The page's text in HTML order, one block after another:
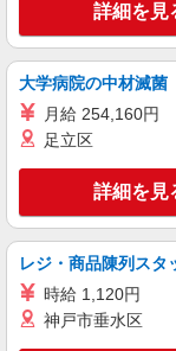
キープ
派遣社員
株式会社kotrio /●KT-
通
キープ
詳細を見
大学病院の中材滅菌
月給 254,160円
足立区
詳細を見
レジ・商品陳列スタ
時給 1,120円
神戸市垂水区